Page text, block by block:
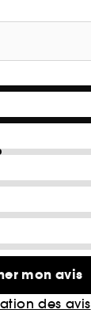
mon avis
des avis